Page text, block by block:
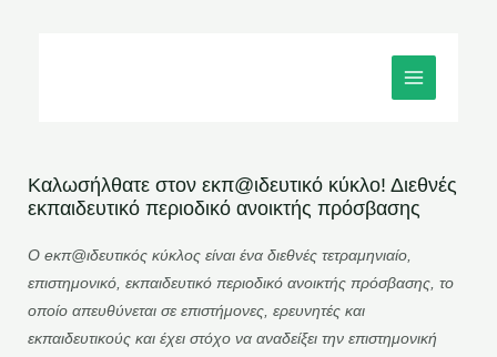
MAIN
MENU
Καλωσήλθατε στον εκπ@ιδευτικό κύκλο! Διεθνές
εκπαιδευτικό περιοδικό ανοικτής πρόσβασης
Ο eκπ@ιδευτικός κύκλος είναι ένα διεθνές τετραμηνιαίο,
επιστημονικό, εκπαιδευτικό περιοδικό ανοικτής πρόσβασης, το
οποίο απευθύνεται σε επιστήμονες, ερευνητές και
εκπαιδευτικούς και έχει στόχο να αναδείξει την επιστημονική